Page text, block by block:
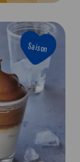
Saison